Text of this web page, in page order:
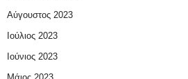
Αύγουστος 2023
Ιούλιος 2023
Ιούνιος 2023